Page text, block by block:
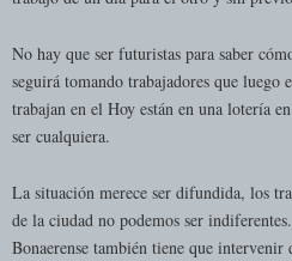
No hay que ser futuristas para saber
seguirá tomando trabajadores que luego
trabajan en el Hoy están en una lotería
ser cualquiera.
La situación merece ser difundida, los
de la ciudad no podemos ser
Bonaerense también tiene que